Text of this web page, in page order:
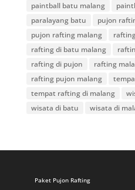
paintball batu malang
paralayang batu
pujon
pujon rafting malang
rafting di batu malang
rafting di pujon
rafting
rafting pujon malang
tempat rafting di malang
wisata di batu
wisata di
Paket Pujon Rafting